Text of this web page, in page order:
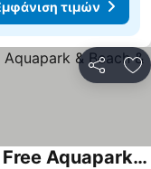
τιμών
SH Dolce Vita- All Inclusive - Free Aquapark & Beach & Beach bar